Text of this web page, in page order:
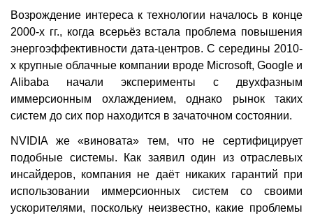
Возрождение интереса к технологии началось в конце
2000-х гг., когда всерьёз встала проблема повышения
энергоэффективности дата-центров. С середины 2010-
х крупные облачные компании вроде Microsoft, Google и
Alibaba начали эксперименты с двухфазным
иммерсионным охлаждением, однако рынок таких
систем до сих пор находится в зачаточном состоянии.
NVIDIA же «виновата» тем, что не сертифицирует
подобные системы. Как заявил один из отраслевых
инсайдеров, компания не даёт никаких гарантий при
использовании иммерсионных систем со своими
ускорителями, поскольку неизвестно, какие проблемы